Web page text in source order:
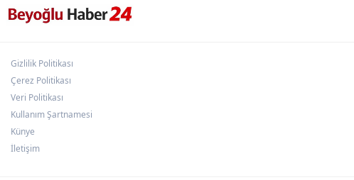
Gizlilik Politikası
Çerez Politikası
Veri Politikası
Kullanım Şartnamesi
Künye
İletişim